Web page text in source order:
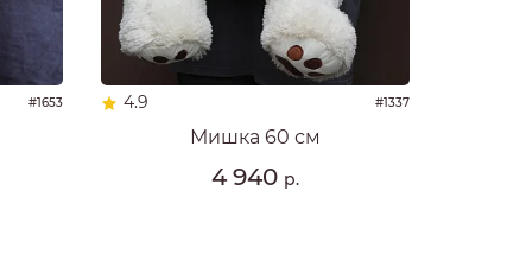
#1653 4.9 #1337
Мишка 60 см
4 940 р.